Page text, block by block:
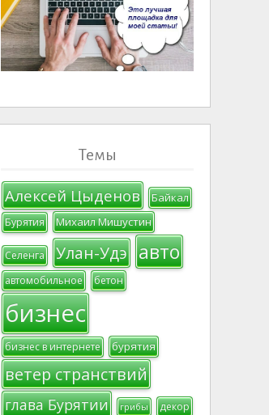
Темы
Алексей Цыденов Байкал
Бурятия Михаил Мишустин
Селенга Улан-Удэ авто
автомобильное бетон
бизнес
бизнес в интернете бурятия
ветер странствий
глава Бурятии грибы декор